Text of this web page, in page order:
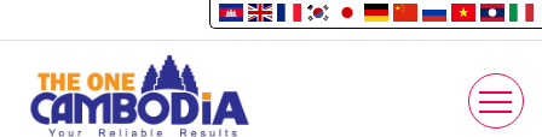
Account
Enjoy